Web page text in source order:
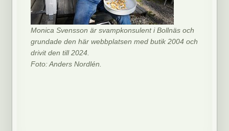
Monica Svensson är svampkonsulent i Bollnäs och
grundade den här webbplatsen med butik 2004 och
drivit den till 2024.
Foto: Anders Nordlén.